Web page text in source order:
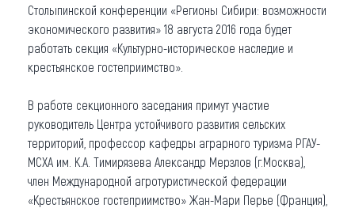
Коллекция впечатлений
Другие рубрики
Столыпинской конференции «Регионы Сибири: возможности
экономического развития» 18 августа 2016 года будет
работать секция «Культурно-историческое наследие и
крестьянское гостеприимство».
В работе секционного заседания примут участие
руководитель Центра устойчивого развития сельских
территорий, профессор кафедры аграрного туризма РГАУ-
МСХА им. К.А. Тимирязева Александр Мерзлов (г.Москва),
член Международной агротуристической федерации
«Крестьянское гостеприимство» Жан-Мари Перье (Франция),